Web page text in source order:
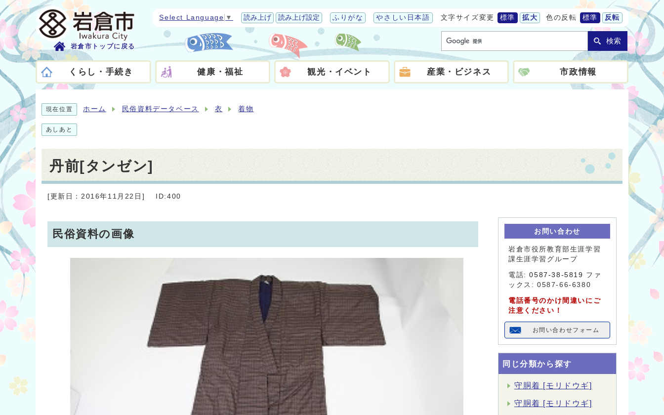
岩倉市トップに戻る
Select Language ▼ 読み上げ 読み上げ設定 ふりがな やさしい日本語 文字サイズ変更 標準 拡大 色の反転 標準 反転
検索
くらし・手続き 健康・福祉 観光・イベント 産業・ビジネス 市政情報
現在位置 ホーム 民俗資料データベース 衣 着物
あしあと
丹前[タンゼン]
[更新日：2016年11月22日] ID:400
民俗資料の画像 お問い合わせ
岩倉市役所教育部生涯学習
課生涯学習グループ
電話:0587-38-5819 ファ
ックス: 0587-66-6380
電話番号のかけ間違いにご
注意ください！
お問い合わせフォーム
同じ分類から探す
守胴着 [モリドウギ]
守胴着 [モリドウギ]